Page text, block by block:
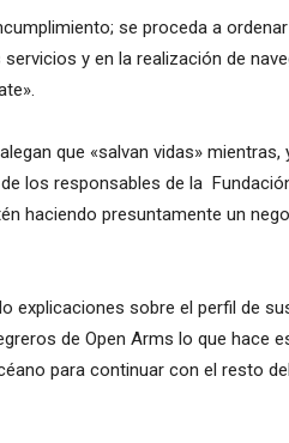
se proceda a
y en la realización de
que «salvan vidas»
los responsables de la
haciendo presuntamente un
explicaciones sobre el perfil de
de Open Arms lo que hace
para continuar con el resto